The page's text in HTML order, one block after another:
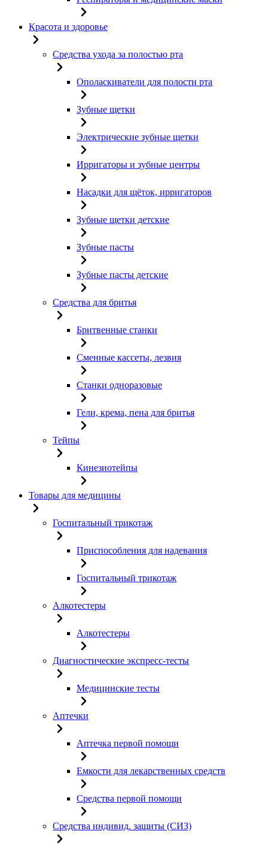
Красота и здоровье
Средства ухода за полостью рта
Ополаскиватели для полости рта
Зубные щетки
Электрические зубные щетки
Ирригаторы и зубные центры
Насадки для щёток, ирригаторов
Зубные щетки детские
Зубные пасты
Зубные пасты детские
Средства для бритья
Бритвенные станки
Сменные кассеты, лезвия
Станки одноразовые
Гели, крема, пена для бритья
Тейпы
Кинезиотейпы
Товары для медицины
Госпитальный трикотаж
Приспособления для надевания
Госпитальный трикотаж
Алкотестеры
Алкотестеры
Диагностические экспресс-тесты
Медицинские тесты
Аптечки
Аптечка первой помощи
Емкости для лекарственных средств
Средства первой помощи
Средства индивид. защиты (СИЗ)